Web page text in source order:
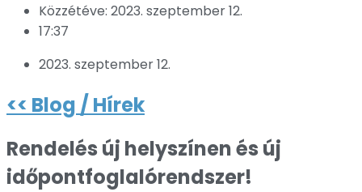
Közzétéve: 2023. szeptember 12.
17:37
2023. szeptember 12.
<< Blog / Hírek
Rendelés új helyszínen és új
időpontfoglalórendszer!